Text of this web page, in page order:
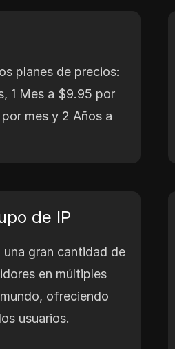
planes de precios:
1 Mes a $9.95 por
mes y 2 Años a
de IP
gran cantidad de
en múltiples
ofreciendo
usuarios.